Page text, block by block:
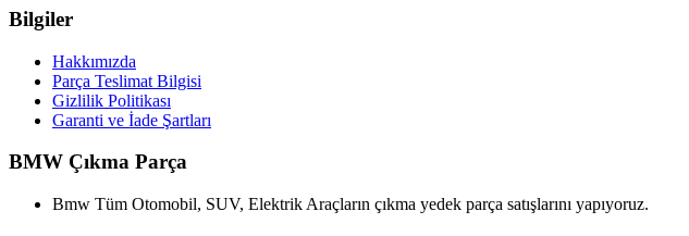
Bilgiler
Hakkımızda
Parça Teslimat Bilgisi
Gizlilik Politikası
Garanti ve İade Şartları
BMW Çıkma Parça
Bmw Tüm Otomobil, SUV, Elektrik Araçların çıkma yedek parça satışlarını yapıyoruz.